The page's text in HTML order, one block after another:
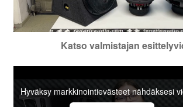
Katso valmistajan
Hyväksy markkinointievästeet nähdäksesi